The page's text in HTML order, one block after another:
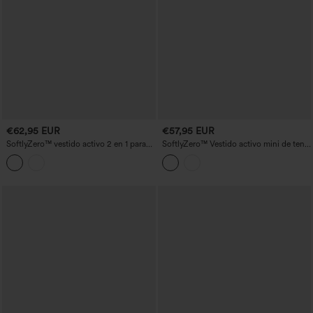
€62,95 EUR
SoftlyZero™ vestido activo 2 en 1 para
yoga con sujetador integrado, tirantes
desmontables, escote off-shoulder y
bolsillos — ¡facilísimo!
€57,95 EUR
SoftlyZero™ Vestido activo mini de tenis
InstantCool 2 en 1 con sujetador
incorporado, dobladillo con volantes en
capas y bolsillos - Edición Easy Peezy